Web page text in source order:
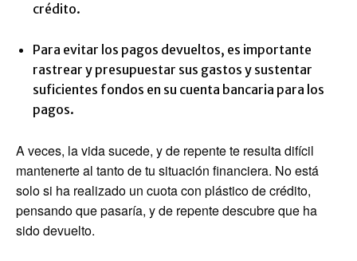
crédito.
Para evitar los pagos devueltos, es importante
rastrear y presupuestar sus gastos y sustentar
suficientes fondos en su cuenta bancaria para los
pagos.
A veces, la vida sucede, y de repente te resulta difícil
mantenerte al tanto de tu situación financiera. No está
solo si ha realizado un cuota con plástico de crédito,
pensando que pasaría, y de repente descubre que ha
sido devuelto.